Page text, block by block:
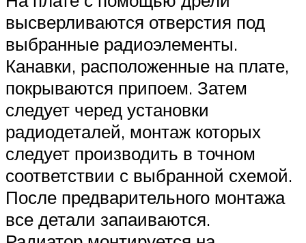
высверливаются отверстия под
выбранные радиоэлементы.
Канавки, расположенные на плате,
покрываются припоем. Затем
следует черед установки
радиодеталей, монтаж которых
следует производить в точном
соответствии с выбранной схемой.
После предварительного монтажа
все детали запаиваются.